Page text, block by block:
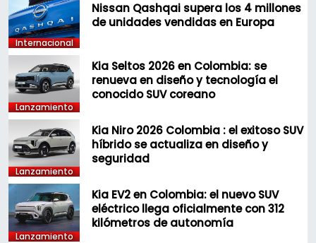
Internacional
Nissan Qashqai supera los 4 millones
de unidades vendidas en Europa
Lanzamiento
Kia Seltos 2026 en Colombia: se
renueva en diseño y tecnología el
conocido SUV coreano
Lanzamiento
Kia Niro 2026 Colombia : el exitoso SUV
híbrido se actualiza en diseño y
seguridad
Lanzamiento
Kia EV2 en Colombia: el nuevo SUV
eléctrico llega oficialmente con 312
kilómetros de autonomía